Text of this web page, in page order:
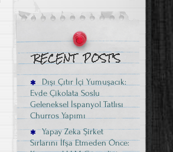
Dışı Çıtır İçi Yumuşacık:
Evde Çikolata Soslu
Geleneksel İspanyol Tatlısı
Churros Yapımı
Yapay Zeka Şirket
Sırlarını İfşa Etmeden Önce: